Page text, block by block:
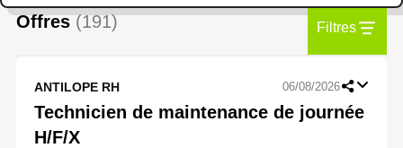
Offres(191) Filtres
ANTILOPE RH 06/08/2026
Technicien de maintenance de journée
H/F/X